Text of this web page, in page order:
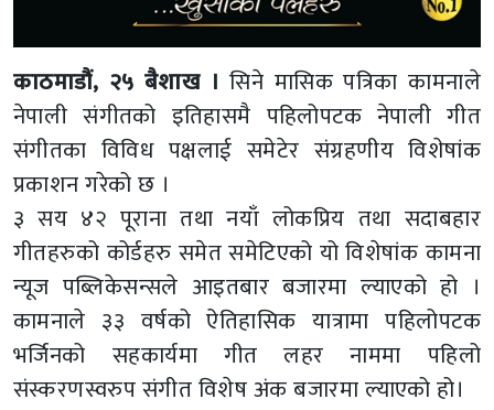
काठमाडौं, २५ बैशाख । सिने मासिक पत्रिका कामनाले
नेपाली संगीतको इतिहासमै पहिलोपटक नेपाली गीत
संगीतका विविध पक्षलाई समेटेर संग्रहणीय विशेषांक
प्रकाशन गरेको छ ।
३ सय ४२ पूराना तथा नयाँ लोकप्रिय तथा सदाबहार
गीतहरुको कोर्डहरु समेत समेटिएको यो विशेषांक कामना
न्यूज पब्लिकेसन्सले आइतबार बजारमा ल्याएको हो ।
कामनाले ३३ वर्षको ऐतिहासिक यात्रामा पहिलोपटक
भर्जिनको सहकार्यमा गीत लहर नाममा पहिलो
संस्करणस्वरुप संगीत विशेष अंक बजारमा ल्याएको हो।